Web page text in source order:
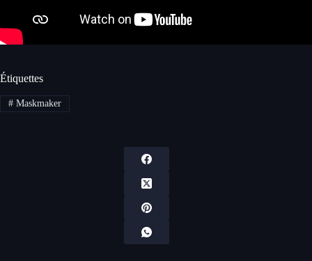
Étiquettes
#Maskmaker